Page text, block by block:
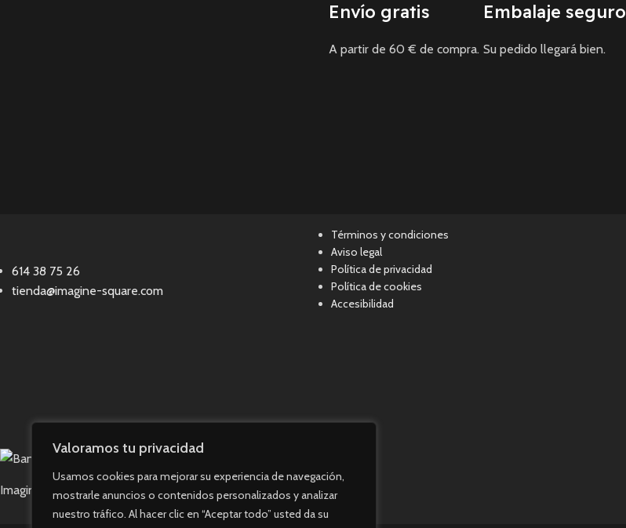
Valoramos tu privacidad
Usamos cookies para mejorar su experiencia de navegación,
mostrarle anuncios o contenidos personalizados y analizar
nuestro tráfico. Al hacer clic en “Aceptar todo” usted da su
Envío gratis
A partir de 60 € de compra.
Embalaje seguro
Su pedido llegará bien.
614 38 75 26
tienda@imagine-square.com
Términos y condiciones
Aviso legal
Política de privacidad
Política de cookies
Accesibilidad
Imagine Square © 2023. Todos los derechos reservados.